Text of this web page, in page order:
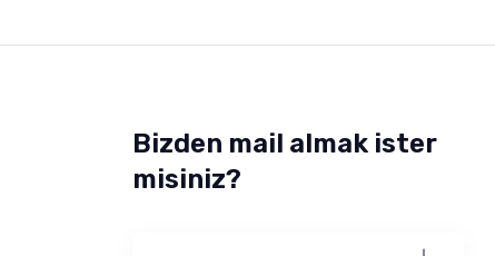
Bizden mail almak ister
misiniz?